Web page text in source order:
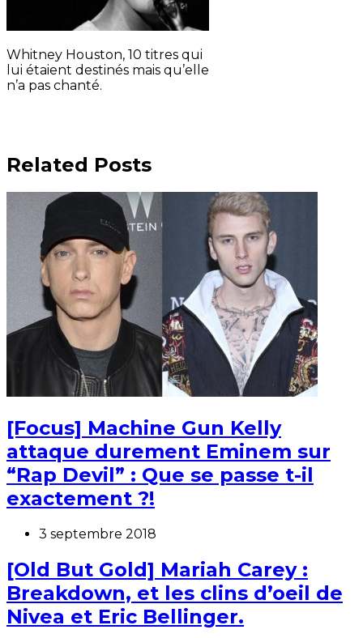
Whitney Houston, 10 titres qui
lui étaient destinés mais qu’elle
n’a pas chanté.
Related Posts
[Focus] Machine Gun Kelly
attaque durement Eminem sur
“Rap Devil” : Que se passe t-il
exactement ?!
3 septembre 2018
[Old But Gold] Mariah Carey :
Breakdown, et les clins d’oeil de
Nivea et Eric Bellinger.